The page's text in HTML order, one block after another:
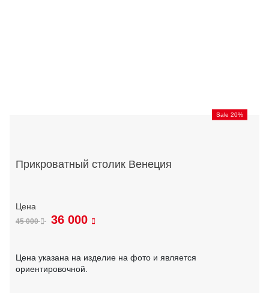
Sale 20%
Прикроватный столик Венеция
45 000 36 000
Цена указана на изделие на фото и является
ориентировочной.